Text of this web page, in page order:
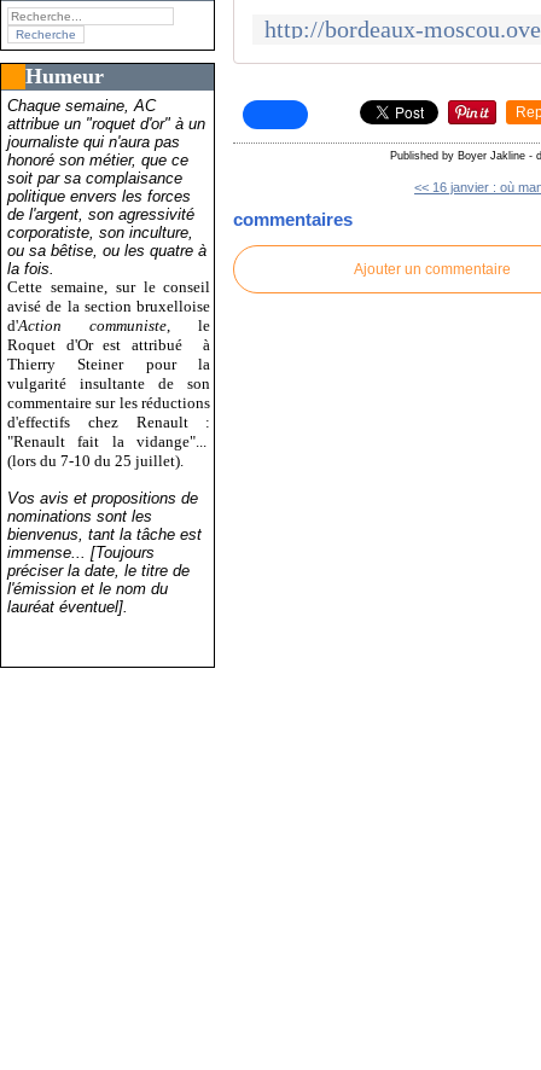
Humeur
Chaque semaine, AC
attribue un "roquet d'or" à un
journaliste qui n'aura pas
honoré son métier, que ce
soit par sa complaisance
politique envers les forces
de l'argent, son agressivité
corporatiste, son inculture,
ou sa bêtise, ou les quatre à
la fois.
Cette semaine, sur le conseil
avisé de la section bruxelloise
d'Action communiste , le
Roquet d'Or est attribué
à
Thierry Steiner pour la
vulgarité insultante de son
commentaire sur les réductions
d'effectifs chez Renault :
"Renault fait la vidange"...
(lors du 7-10 du 25 juillet).
Vos avis et propositions de
nominations sont les
bienvenus, tant la tâche est
immense... [Toujours
préciser la date, le titre de
l'émission et le nom du
lauréat éventuel].
Published by Boyer Jakline -
<< 16 janvier : où
commentaires
Ajouter un commentaire